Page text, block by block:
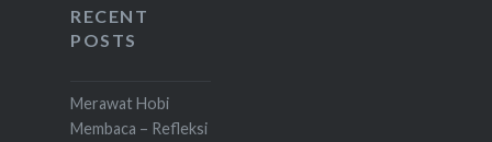
RECENT
POSTS
Merawat Hobi
Membaca – Refleksi